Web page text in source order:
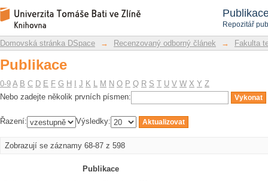
Repozitář
Publikace
Repozitář DSpace/Manakin
Domovská stránka DSpace → Recenzovaný odborný článek → Fakulta
Publikace
0-9 A B C D E F G H J K L M N O P Q R S T U V W X Y Z
Nebo zadejte několik prvních písmen:
Řazení: Výsledky:
Zobrazují se záznamy 68-87 z 598
Publikace